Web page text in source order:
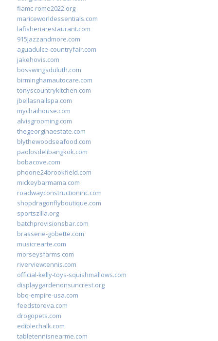
fiamc-rome2022.org
mariceworldessentials.com
lafisheriarestaurant.com
915jazzandmore.com
aguadulce-countryfair.com
jakehovis.com
bosswingsduluth.com
birminghamautocare.com
tonyscountrykitchen.com
jbellasnailspa.com
mychaihouse.com
alvisgrooming.com
thegeorginaestate.com
blythewoodseafood.com
paolosdelibangkok.com
bobacove.com
phoone24brookfield.com
mickeybarmama.com
roadwayconstructioninc.com
shopdragonflyboutique.com
sportszilla.org
batchprovisionsbar.com
brasserie-gobette.com
musicrearte.com
morseysfarms.com
riverviewtennis.com
official-kelly-toys-squishmallows.com
displaygardenonsuncrest.org
bbq-empire-usa.com
feedstoreva.com
drogopets.com
ediblechalk.com
tabletennisnearme.com